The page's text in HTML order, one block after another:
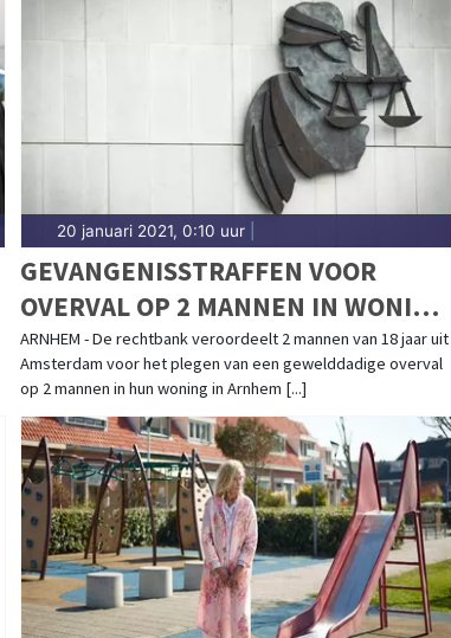
20 januari 2021, 0:10 uur|
GEVANGENISSTRAFFEN VOOR
OVERVAL OP 2 MANNEN IN WONING
ARNHEM
ARNHEM - De rechtbank veroordeelt 2 mannen van 18 jaar uit
Amsterdam voor het plegen van een gewelddadige overval
op 2 mannen in hun woning in Arnhem [...]